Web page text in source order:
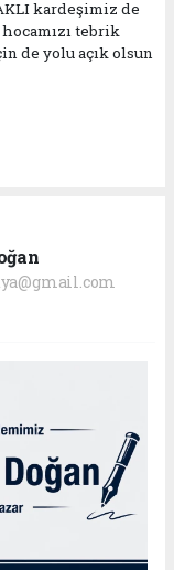
kardeşimiz de
tebrik
de yolu açık olsun